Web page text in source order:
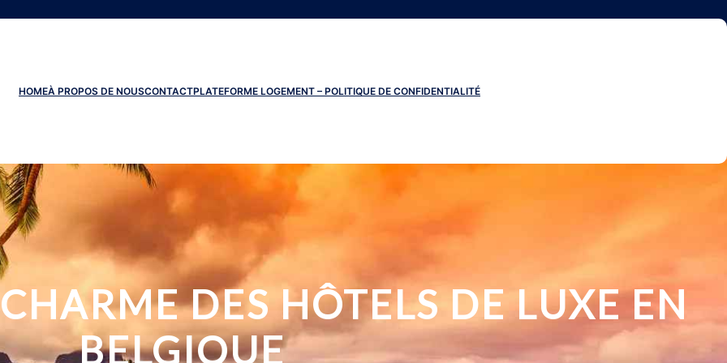
HOMEÀ PROPOS DE NOUSCONTACTPLATEFORME LOGEMENT – POLITIQUE DE CONFIDENTIALITÉ
DES HÔTELS DE LUXE EN
BELGIQUE